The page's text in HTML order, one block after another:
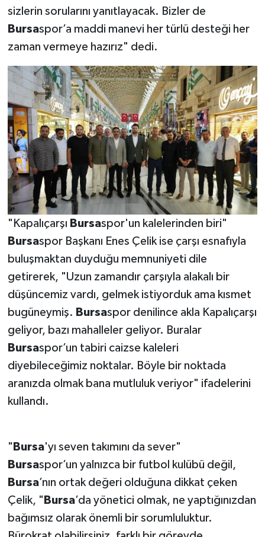
sizlerin sorularını yanıtlayacak. Bizler de
Bursaspor’a maddi manevi her türlü desteği her
zaman vermeye hazırız" dedi.
"Kapalıçarşı Bursaspor'un kalelerinden biri"
Bursaspor Başkanı Enes Çelik ise çarşı esnafıyla
buluşmaktan duyduğu memnuniyeti dile
getirerek, "Uzun zamandır çarşıyla alakalı bir
düşüncemiz vardı, gelmek istiyorduk ama kısmet
bugüneymiş. Bursaspor denilince akla Kapalıçarşı
geliyor, bazı mahalleler geliyor. Buralar
Bursaspor’un tabiri caizse kaleleri
diyebileceğimiz noktalar. Böyle bir noktada
aranızda olmak bana mutluluk veriyor" ifadelerini
kullandı.
" Bursa'yı seven takımını da sever"
Bursaspor’un yalnızca bir futbol kulübü değil,
Bursa’nın ortak değeri olduğuna dikkat çeken
Çelik, " Bursa’da yönetici olmak, ne yaptığınızdan
bağımsız olarak önemli bir sorumluluktur.